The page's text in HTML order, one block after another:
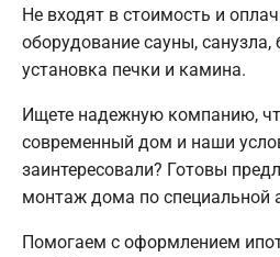
Не входят в стоимость и
оборудование сауны, санузла,
установка печки и камина.
Ищете надежную компанию,
современный дом и наши
заинтересовали? Готовы
монтаж дома по специальной
Помогаем с оформлением